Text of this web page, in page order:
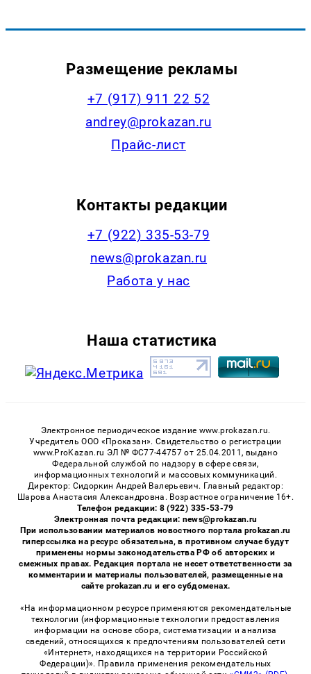
Размещение рекламы
+7 (917) 911 22 52
andrey@prokazan.ru
Прайс-лист
Контакты редакции
+7 (922) 335-53-79
news@prokazan.ru
Работа у нас
Наша статистика
Электронное периодическое издание www.prokazan.ru.
Учредитель ООО «Проказан». Cвидетельство о регистрации
www.ProKazan.ru ЭЛ № ФС77-44757 от 25.04.2011, выдано
Федеральной службой по надзору в сфере связи,
информационных технологий и массовых коммуникаций.
Директор: Сидоркин Андрей Валерьевич. Главный редактор:
Шарова Анастасия Александровна. Возрастное ограничение 16+.
Телефон редакции: 8 (922) 335-53-79
Электронная почта редакции: news@prokazan.ru
При использовании материалов новостного портала prokazan.ru
гиперссылка на ресурс обязательна, в противном случае будут
применены нормы законодательства РФ об авторских и
смежных правах. Редакция портала не несет ответственности за
комментарии и материалы пользователей, размещенные на
сайте prokazan.ru и его субдоменах.
«На информационном ресурсе применяются рекомендательные
технологии (информационные технологии предоставления
информации на основе сбора, систематизации и анализа
сведений, относящихся к предпочтениям пользователей сети
«Интернет», находящихся на территории Российской
Федерации)». Правила применения рекомендательных